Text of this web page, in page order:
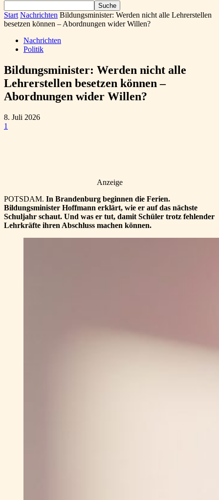
Start Nachrichten Bildungsminister: Werden nicht alle Lehrerstellen
besetzen können – Abordnungen wider Willen?
Nachrichten
Politik
Bildungsminister: Werden nicht alle
Lehrerstellen besetzen können –
Abordnungen wider Willen?
8. Juli 2026
1
Anzeige
POTSDAM. In Brandenburg beginnen die Ferien.
Bildungsminister Hoffmann erklärt, wie er auf das nächste
Schuljahr schaut. Und was er tut, damit Schüler trotz fehlender
Lehrkräfte ihren Abschluss machen können.